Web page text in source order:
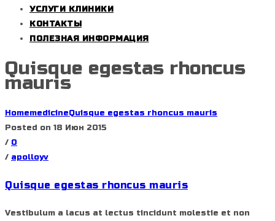
УСЛУГИ КЛИНИКИ
КОНТАКТЫ
ПОЛЕЗНАЯ ИНФОРМАЦИЯ
Quisque egestas rhoncus
mauris
HomemedicineQuisque egestas rhoncus mauris
Posted on 18 Июн 2015
/ 0
/ apolloyv
Quisque egestas rhoncus mauris
Vestibulum a lacus at lectus tincidunt molestie et non